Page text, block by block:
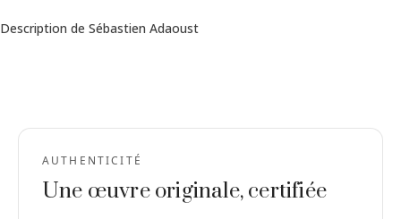
Description de Sébastien Adaoust
AUTHENTICITÉ
Une œuvre originale, certifiée